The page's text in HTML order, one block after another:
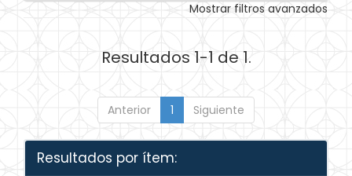
Mostrar filtros avanzados
Resultados 1-1 de 1.
Anterior 1 Siguiente
Resultados por ítem: